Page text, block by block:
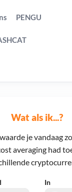
Wat als ik...?
je vandaag
averaging had
In
PENGU